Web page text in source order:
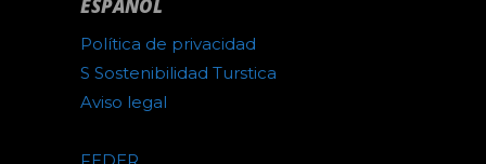
ESPANOL
Política de privacidad
S Sostenibilidad Turstica
Aviso legal